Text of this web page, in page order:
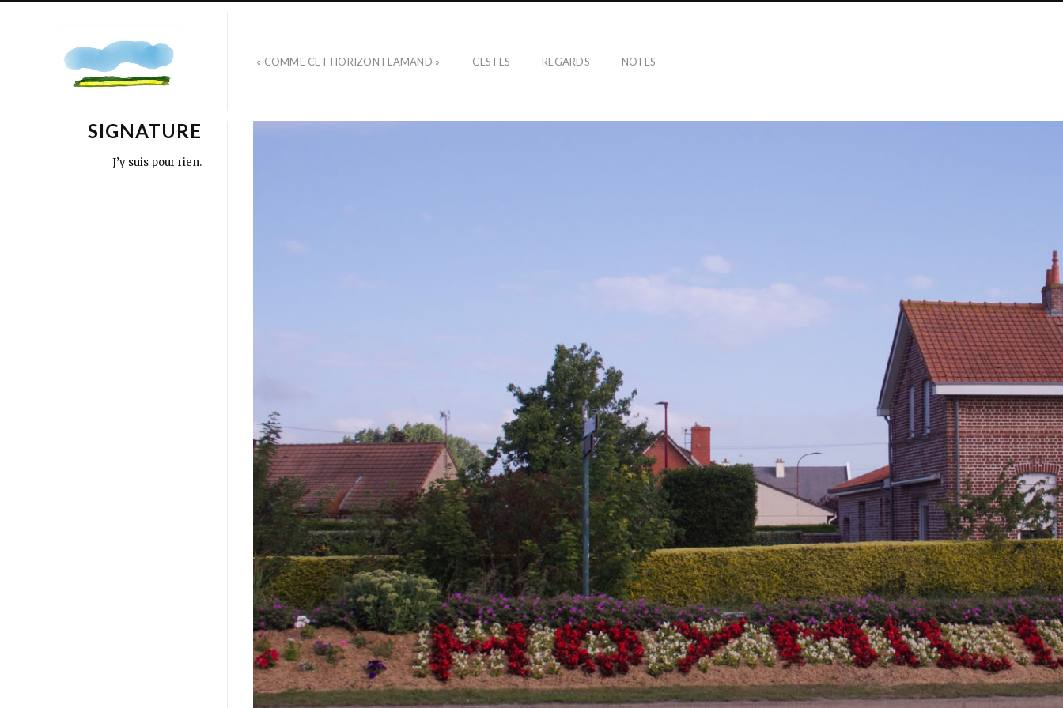
« COMME CET HORIZON FLAMAND » GESTES REGARDS NOTES
SIGNATURE
J’y suis pour rien.